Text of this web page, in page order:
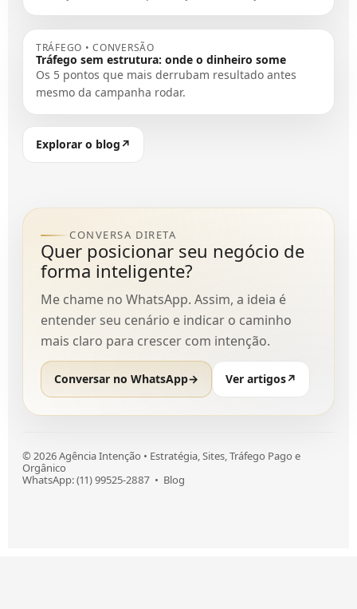
TRÁFEGO • CONVERSÃO
Tráfego sem estrutura: onde o dinheiro some
Os 5 pontos que mais derrubam resultado antes
mesmo da campanha rodar.
Explorar o blog↗
CONVERSA DIRETA
Quer posicionar seu negócio de
forma inteligente?
Me chame no WhatsApp. Assim, a ideia é
entender seu cenário e indicar o caminho
mais claro para crescer com intenção.
Conversar no WhatsApp→ Ver artigos↗
© 2026Agência Intenção • Estratégia, Sites, Tráfego Pago e
Orgânico
WhatsApp: (11) 99525-2887 • Blog